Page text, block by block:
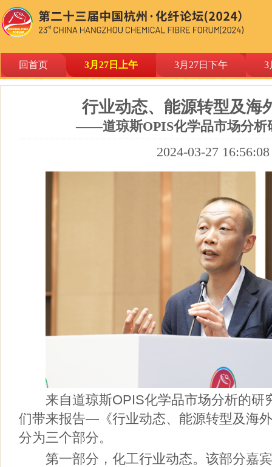
回首页 3月27日上午 3月27日下午 3
行业动态、能源转型及海
——道琼斯OPIS化学品市场分析
2024-03-27 16:56:08
来自道琼斯OPIS化学品市场分析的研
们带来报告—《行业动态、能源转型及海
分为三个部分。
第一部分，化工行业动态。该部分嘉宾